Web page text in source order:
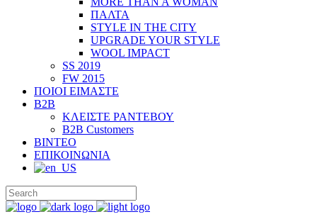
ΠΑΛΤΑ
STYLE IN THE CITY
UPGRADE YOUR STYLE
WOOL IMPACT
SS 2019
FW 2015
ΠΟΙΟΙ ΕΙΜΑΣΤΕ
B2B
ΚΛΕΙΣΤΕ ΡΑΝΤΕΒΟΥ
B2B Customers
ΒΙΝΤΕΟ
ΕΠΙΚΟΙΝΩΝΙΑ